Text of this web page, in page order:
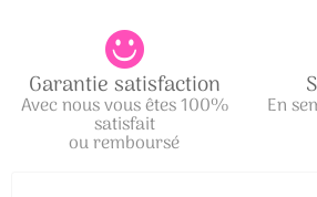
Garantie satisfaction
Avec nous vous êtes 100%
satisfait
ou remboursé
En